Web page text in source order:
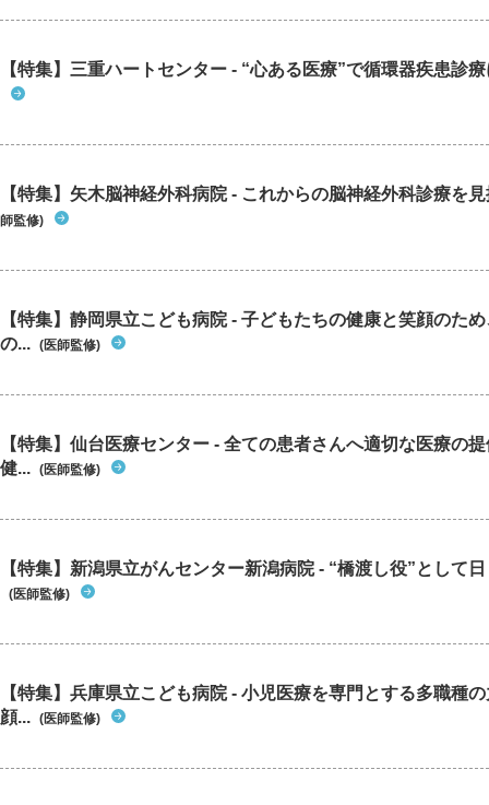
【特集】三重ハートセンター - “心ある医療”で循環器疾患診
【特集】矢木脳神経外科病院 - これからの脳神経外科診療を
師監修)
【特集】静岡県立こども病院 - 子どもたちの健康と笑顔のた
の... (医師監修)
【特集】仙台医療センター - 全ての患者さんへ適切な医療の
健... (医師監修)
【特集】新潟県立がんセンター新潟病院 - “橋渡し役”として
(医師監修)
【特集】兵庫県立こども病院 - 小児医療を専門とする多職種
顔... (医師監修)